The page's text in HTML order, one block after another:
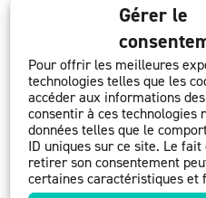
Gérer le
Pour offrir les meilleures
technologies telles que les
accéder aux informations
consentir à ces
données telles que le
ID uniques sur ce site. Le
retirer son consentement
certaines caractéristiques et
association d’inspiration
soutien aux personnes
département du Nord.
isolés étrangers en
d’hébergement. Une
de l’association qui a dû